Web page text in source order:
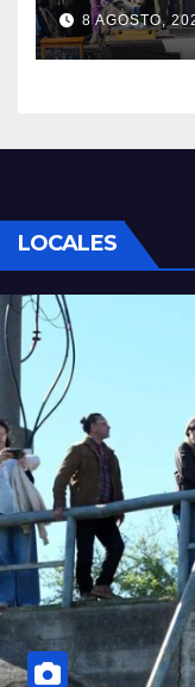
8 AGOSTO,
LOCALES